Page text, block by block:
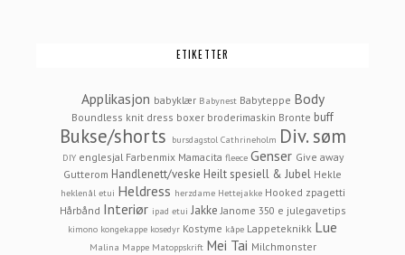
ETIKETTER
Applikasjon babyklær Babynest Babyteppe Body
Boundless knit dress boxer broderimaskin Bronte buff
Bukse/shorts bursdagstol Cathrineholm Div. søm
DIY englesjal Farbenmix Mamacita fleece Genser Give away
Gutterom Handlenett/veske Heilt spesiell & Jubel Hekle
heklenål etui Heldress herzdame Hettejakke Hooked zpagetti
Hårbånd Interiør ipad etui Jakke Janome 350 e julegavetips
kimono kongekappe kosedyr Kostyme kåpe Lappeteknikk Lue
Malina Mappe Matoppskrift Mei Tai Milchmonster